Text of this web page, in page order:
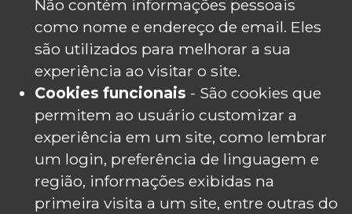
Não contém informações pessoais
como nome e endereço de email. Eles
são utilizados para melhorar a sua
experiência ao visitar o site.
Cookies funcionais - São cookies que
permitem ao usuário customizar a
experiência em um site, como lembrar
um login, preferência de linguagem e
região, informações exibidas na
primeira visita a um site, entre outras do